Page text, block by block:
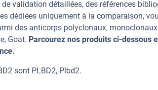
validation détaillées, des références
dédiées uniquement à la comparaison,
des anticorps polyclonaux,
Goat. Parcourez nos produits ci-dessous
sont PLBD2, Plbd2.